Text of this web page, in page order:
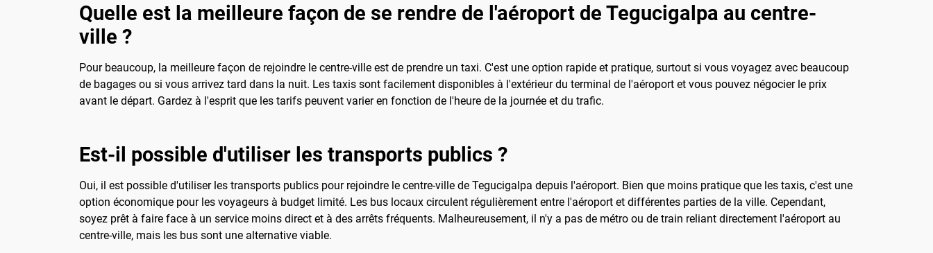
Quelle est la meilleure façon de se rendre de l'aéroport de Tegucigalpa au centre-
ville ?
Pour beaucoup, la meilleure façon de rejoindre le centre-ville est de prendre un taxi. C'est une option rapide et pratique, surtout si vous voyagez avec beaucoup
de bagages ou si vous arrivez tard dans la nuit. Les taxis sont facilement disponibles à l'extérieur du terminal de l'aéroport et vous pouvez négocier le prix
avant le départ. Gardez à l'esprit que les tarifs peuvent varier en fonction de l'heure de la journée et du trafic.
Est-il possible d'utiliser les transports publics ?
Oui, il est possible d'utiliser les transports publics pour rejoindre le centre-ville de Tegucigalpa depuis l'aéroport. Bien que moins pratique que les taxis, c'est une
option économique pour les voyageurs à budget limité. Les bus locaux circulent régulièrement entre l'aéroport et différentes parties de la ville. Cependant,
soyez prêt à faire face à un service moins direct et à des arrêts fréquents. Malheureusement, il n'y a pas de métro ou de train reliant directement l'aéroport au
centre-ville, mais les bus sont une alternative viable.